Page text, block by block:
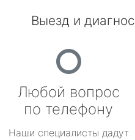
Выезд и
Любой вопрос
по телефону
Наши специалисты дадут